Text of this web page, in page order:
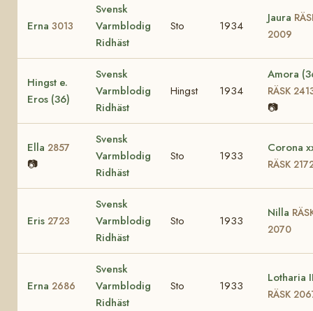
Erna 3013
Svensk
Varmblodig
Ridhäst
Sto 1934
Jaura
2009
Hingst e.
Eros (36)
Svensk
Varmblodig
Ridhäst
Hingst 1934
Amora
RÄSK
📷
Ella 2857
📷
Svensk
Varmblodig
Ridhäst
Sto 1933
Corona
RÄSK
Eris 2723
Svensk
Varmblodig
Ridhäst
Sto 1933
Nilla
2070
Erna 2686
Svensk
Varmblodig
Ridhäst
Sto 1933
Lotharia
RÄSK